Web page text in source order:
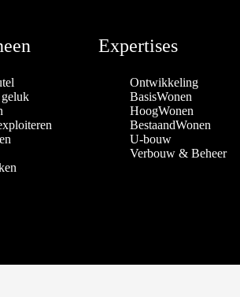
Expertises
Ontwikkeling
BasisWonen
HoogWonen
BestaandWonen
U-bouw
Verbouw & Beheer